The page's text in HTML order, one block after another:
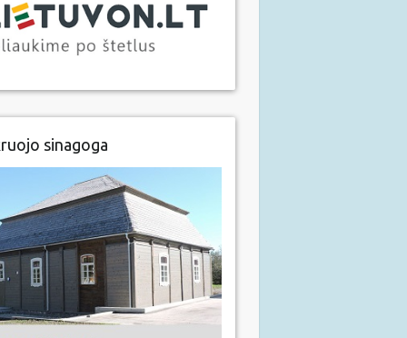
sinagoga